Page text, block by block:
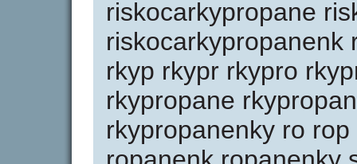
riskocarkypropane
riskocarkypropanenk
rkyp rkypr rkypro
rkypropane
rkypropanenky ro